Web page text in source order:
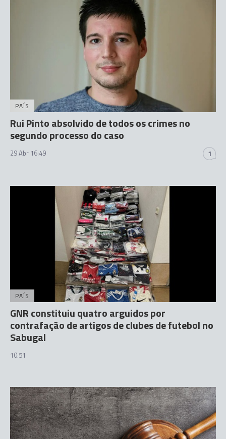
PAÍS
Rui Pinto absolvido de todos os crimes no
segundo processo do caso
29 Abr 16:49 1
PAÍS
GNR constituiu quatro arguidos por
contrafação de artigos de clubes de futebol no
Sabugal
10:51